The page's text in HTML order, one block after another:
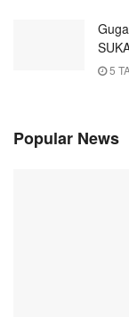
5
Popular News